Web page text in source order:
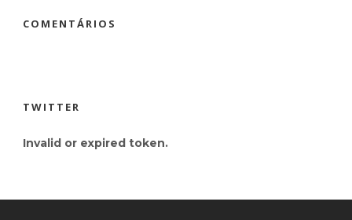
COMENTÁRIOS
TWITTER
Invalid or expired token.